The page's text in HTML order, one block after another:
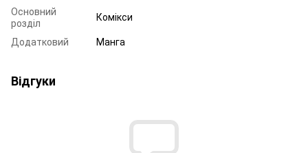
Основний
розділ
Комікси
Додатковий
Манга
Відгуки